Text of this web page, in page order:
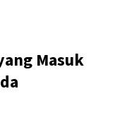
Masuk